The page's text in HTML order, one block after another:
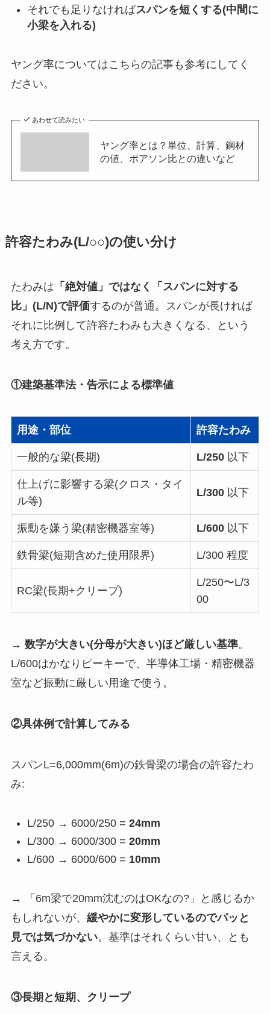
それでも足りなければスパンを短くする(中間に
小梁を入れる)
ヤング率についてはこちらの記事も参考にしてく
ださい。
あわせて読みたい
ヤング率とは？単位、計算、鋼材
の値、ポアソン比との違いなど
許容たわみ(L/○○)の使い分け
たわみは 「絶対値」ではなく「スパンに対する
比」(L/N)で評価するのが普通。スパンが長ければ
それに比例して許容たわみも大きくなる、という
考え方です。
①建築基準法・告示による標準値
用途・部位 許容たわみ
一般的な梁(長期) L/250以下
仕上げに影響する梁(クロス・タイ
ル等)
L/300以下
振動を嫌う梁(精密機器室等) L/600以下
鉄骨梁(短期含めた使用限界) L/300 程度
RC梁(長期+クリープ)
L/250〜L/3
00
→ 数字が大きい(分母が大きい)ほど厳しい基準。
L/600はかなりピーキーで、半導体工場・精密機器
室など振動に厳しい用途で使う。
②具体例で計算してみる
スパンL=6,000mm(6m)の鉄骨梁の場合の許容たわ
み:
L/250 → 6000/250 = 24mm
L/300 → 6000/300 = 20mm
L/600 → 6000/600 = 10mm
→ 「6m梁で20mm沈むのはOKなの?」と感じるか
もしれないが、 緩やかに変形しているのでパッと
見では気づかない。基準はそれくらい甘い、とも
言える。
③長期と短期、クリープ